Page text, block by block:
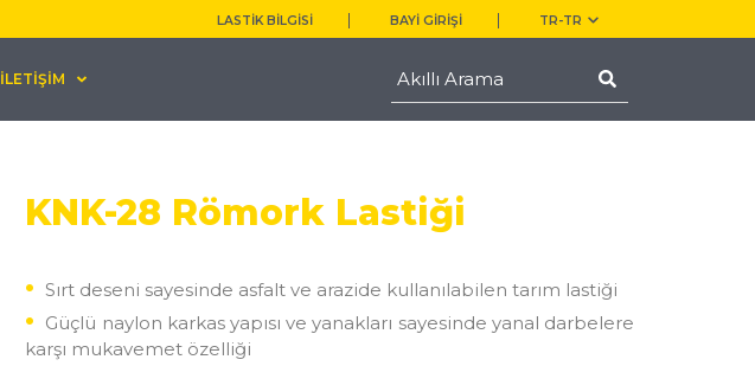
LASTİK BİLGİSİ BAYİ GİRİŞİ TR-TR
İLETİŞİM
KNK-28 Römork Lastiği
Sırt deseni sayesinde asfalt ve arazide kullanılabilen tarım lastiği
Güçlü naylon karkas yapısı ve yanakları sayesinde yanal darbelere
karşı mukavemet özelliği